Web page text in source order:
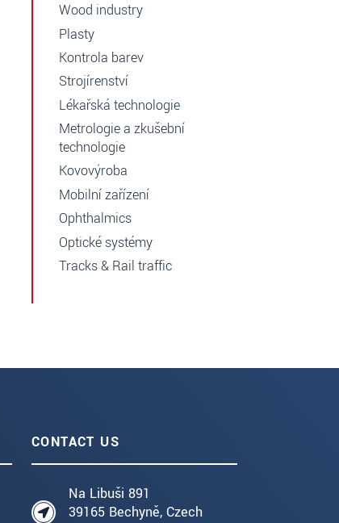
Wood industry
Plasty
Kontrola barev
Strojírenství
Lékařská technologie
Metrologie a zkušební
technologie
Kovovýroba
Mobilní zařízení
Ophthalmics
Optické systémy
Tracks & Rail traffic
CONTACT US
Na Libuši 891
39165 Bechyně, Czech